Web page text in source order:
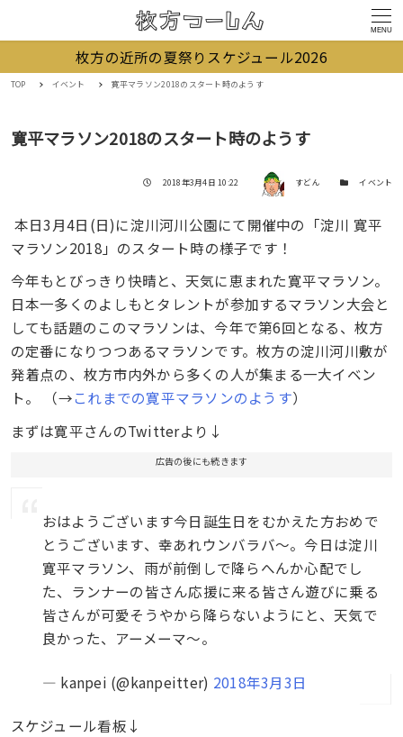
MENU
枚方の近所の夏祭りスケジュール2026
TOP イベント 寛平マラソン2018のスタート時のようす
寛平マラソン2018のスタート時のようす
投稿日
2018年3月4日 10:22 著者 すどん カテゴリー
イベント
本日3月4日(日)に淀川河川公園にて開催中の「淀川 寛平
マラソン2018」のスタート時の様子です！
今年もとびっきり快晴と、天気に恵まれた寛平マラソン。
日本一多くのよしもとタレントが参加するマラソン大会と
しても話題のこのマラソンは、今年で第6回となる、枚方
の定番になりつつあるマラソンです。枚方の淀川河川敷が
発着点の、枚方市内外から多くの人が集まる一大イベン
ト。 （→これまでの寛平マラソンのようす）
まずは寛平さんのTwitterより↓
広告の後にも続きます
おはようございます今日誕生日をむかえた方おめで
とうございます、幸あれウンバラバ～。今日は淀川
寛平マラソン、雨が前倒しで降らへんか心配でし
た、ランナーの皆さん応援に来る皆さん遊びに乗る
皆さんが可愛そうやから降らないようにと、天気で
良かった、アーメーマ～。
— kanpei (@kanpeitter) 2018年3月3日
スケジュール看板↓